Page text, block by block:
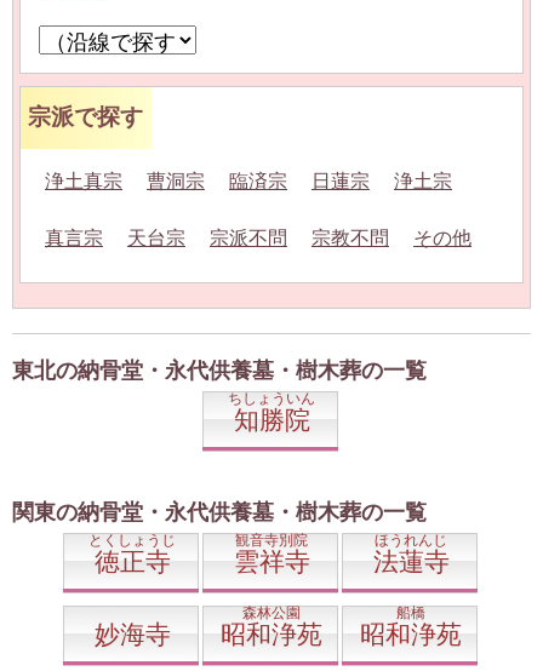
宗派で探す
浄土真宗 曹洞宗 臨済宗 日蓮宗 浄土宗
真言宗 天台宗 宗派不問 宗教不問 その他
東北の納骨堂・永代供養墓・樹木葬の一覧
ちしょういん
知勝院
関東の納骨堂・永代供養墓・樹木葬の一覧
とくしょうじ
徳正寺
観音寺別院
雲祥寺
ほうれんじ
法蓮寺
妙海寺
森林公園
昭和浄苑
船橋
昭和浄苑